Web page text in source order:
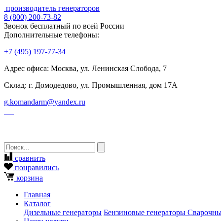
производитель генераторов
8 (800) 200-73-82
Звонок бесплатный по всей России
Дополнительные телефоны:
+7 (495) 197-77-34
Адрес офиса: Москва, ул. Ленинская Слобода, 7
Склад: г. Домодедово, ул. Промышленная, дом 17А
g.komandarm@yandex.ru
сравнить
понравились
корзина
Главная
Каталог
Дизельные генераторы Бензиновые генераторы